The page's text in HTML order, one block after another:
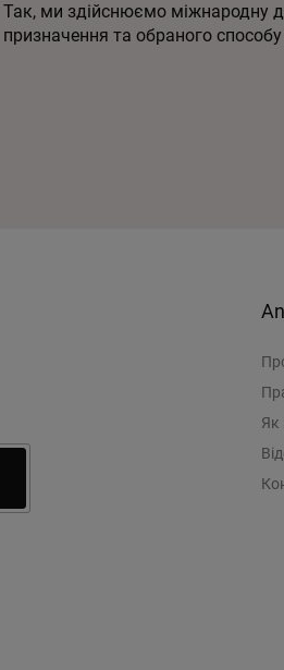
Так, ми здійснюємо міжнародну
призначення та обраного
Як